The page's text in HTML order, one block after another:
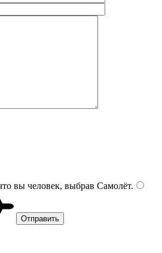
вы человек, выбрав Самолёт.